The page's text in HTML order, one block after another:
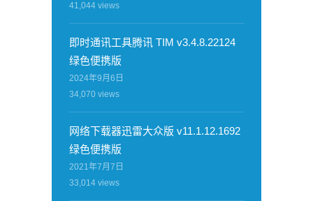
41,044 views
即时通讯工具腾讯 TIM v3.4.8.22124
绿色便携版
2024年9月6日
34,070 views
网络下载器迅雷大众版 v11.1.12.1692
绿色便携版
2021年7月7日
33,014 views